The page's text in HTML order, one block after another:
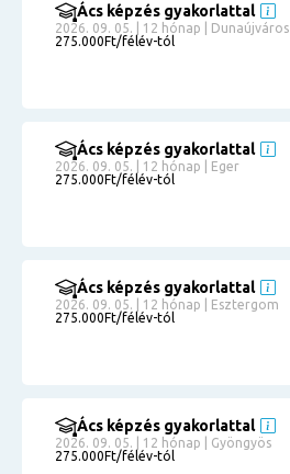
Ács képzés gyakorlattal
2026. 09. 05. | 12 hónap | Dunaújváros
275.000Ft/félév-tól
Ács képzés gyakorlattal
2026. 09. 05. | 12 hónap | Eger
275.000Ft/félév-tól
Ács képzés gyakorlattal
2026. 09. 05. | 12 hónap | Esztergom
275.000Ft/félév-tól
Ács képzés gyakorlattal
2026. 09. 05. | 12 hónap | Gyöngyös
275.000Ft/félév-tól